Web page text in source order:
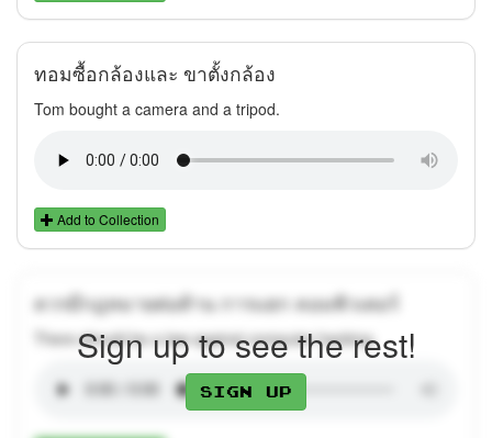
ทอมซื้อกล้องและ ขาตั้งกล้อง
Tom bought a camera and a tripod.
Add to Collection
ควรมีกฎหมายต่อต้าน การแฮก คอมพิวเตอร์
There should be a law against computer hacking.
Sign up to see the rest!
Sign up